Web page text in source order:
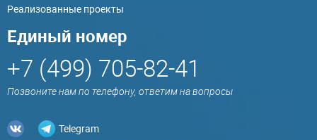
Реализованные проекты
Единый номер
+7 (499) 705-82-41
Позвоните нам по телефону, ответим на вопросы
Telegram